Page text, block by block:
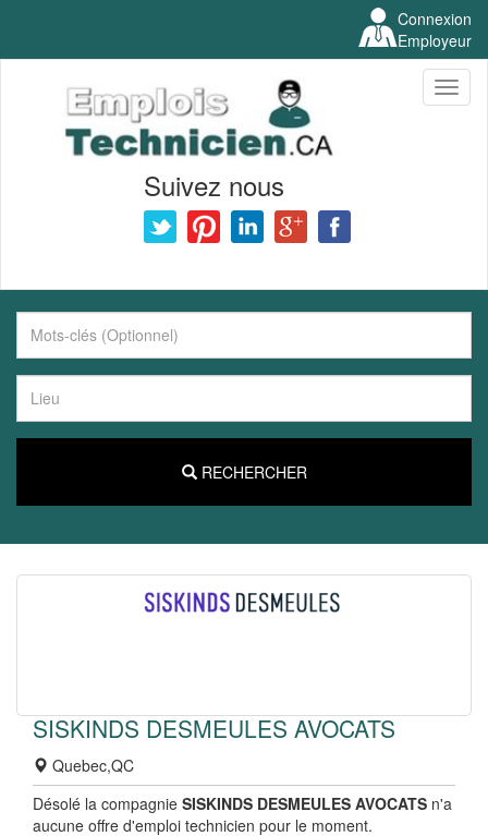
Connexion
Employeur
Suivez nous
RECHERCHER
SISKINDS DESMEULES AVOCATS
Quebec,QC
Désolé la compagnie SISKINDS DESMEULES AVOCATS n'a
aucune offre d'emploi technicien pour le moment.